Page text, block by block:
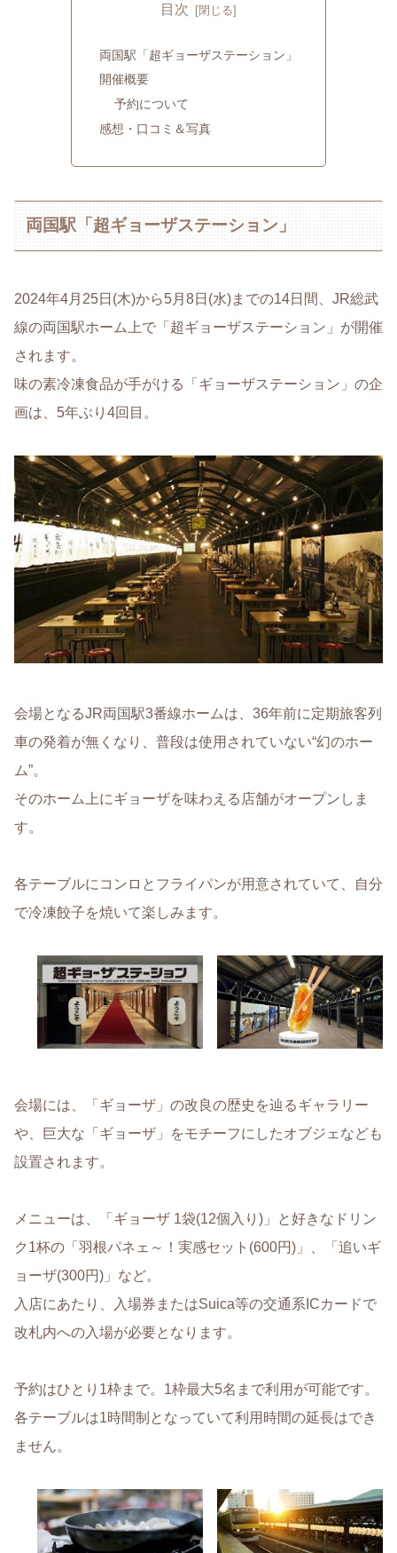
目次
両国駅「超ギョーザステーション」
開催概要
予約について
感想・口コミ＆写真
両国駅「超ギョーザステーション」
2024年4月25日(木)から5月8日(水)までの14日間、JR総武
線の両国駅ホーム上で「超ギョーザステーション」が開催
されます。
味の素冷凍食品が手がける「ギョーザステーション」の企
画は、5年ぶり4回目。
会場となるJR両国駅3番線ホームは、36年前に定期旅客列
車の発着が無くなり、普段は使用されていない“幻のホー
ム”。
そのホーム上にギョーザを味わえる店舗がオープンしま
す。
各テーブルにコンロとフライパンが用意されていて、自分
で冷凍餃子を焼いて楽しみます。
会場には、「ギョーザ」の改良の歴史を辿るギャラリー
や、巨大な「ギョーザ」をモチーフにしたオブジェなども
設置されます。
メニューは、「ギョーザ 1袋(12個入り)」と好きなドリン
ク1杯の「羽根パネェ～！実感セット(600円)」、「追いギ
ョーザ(300円)」など。
入店にあたり、入場券またはSuica等の交通系ICカードで
改札内への入場が必要となります。
予約はひとり1枠まで。1枠最大5名まで利用が可能です。
各テーブルは1時間制となっていて利用時間の延長はでき
ません。